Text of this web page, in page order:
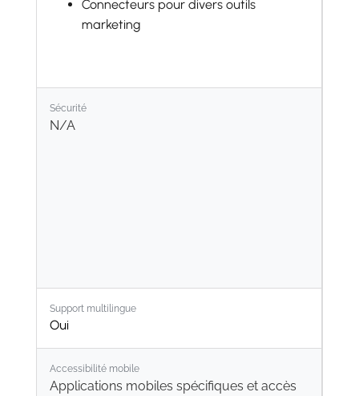
Connecteurs pour divers outils
marketing
Sécurité
N/A
Support multilingue
Oui
Accessibilité mobile
Applications mobiles spécifiques et accès